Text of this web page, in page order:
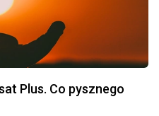
Plus. Co pysznego